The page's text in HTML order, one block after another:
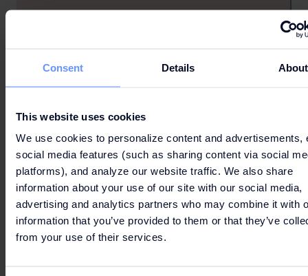
Consent Details About
This website uses cookies
We use cookies to personalize content and advertisements,
social media features (such as sharing content via social
platforms), and analyze our website traffic. We also share
information about your use of our site with our social media,
advertising and analytics partners who may combine it with
information that you’ve provided to them or that they’ve
from your use of their services.
CARGADOR PORTÁTIL
NIÑOS SEGUROS
PRÉSTAMO DE THE BAG